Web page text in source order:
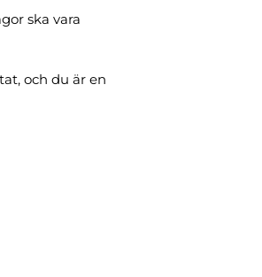
ska vara
och du är en